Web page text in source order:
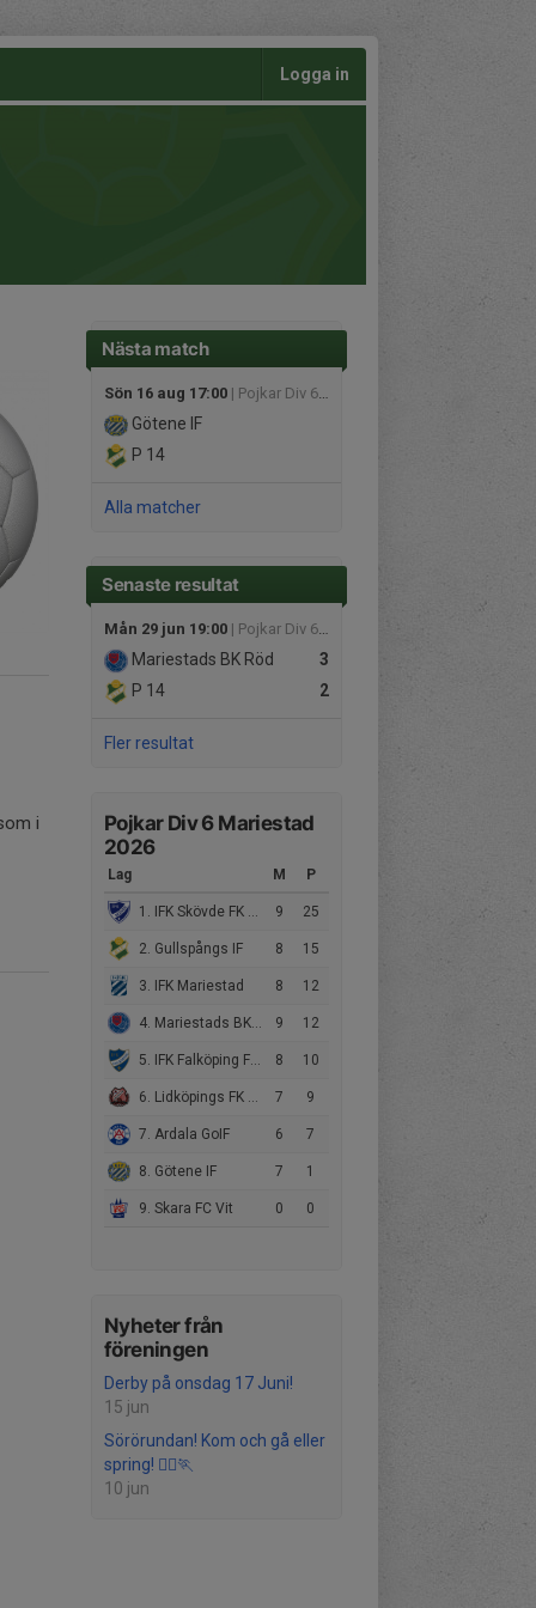
Logga in
Nästa match
Sön 16 aug 17:00 | Pojkar Div 6 Mariestad
Götene IF
P 14
Alla matcher
Senaste resultat
Mån 29 jun 19:00 | Pojkar Div 6 Mariestad
3
Mariestads BK Röd
2
P 14
Fler resultat
Pojkar Div 6 Mariestad
2026
Lag M P
1. IFK Skövde FK Vit 9 25
2. Gullspångs IF 8 15
3. IFK Mariestad 8 12
4. Mariestads BK Röd 9 12
5. IFK Falköping FF Vit 8 10
6. Lidköpings FK Svart 7 9
7. Ardala GoIF 6 7
8. Götene IF 7 1
9. Skara FC Vit 0 0
Nyheter från
föreningen
Derby på onsdag 17 Juni!
15 jun
Sörörundan! Kom och gå eller
spring! 🏃‍♀️🏃
10 jun
i